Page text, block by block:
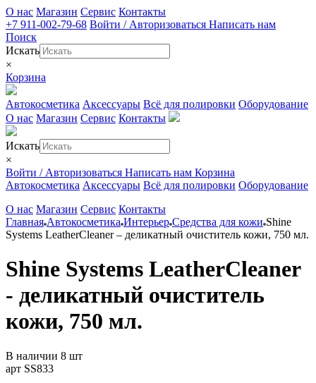
О нас Магазин Сервис Контакты
+7 911-002-79-68 Войти / Авторизоваться Написать нам
Поиск
Искать
×
Корзина
Автокосметика Аксессуары Всё для полировки Оборудование
О нас Магазин Сервис Контакты
Искать
×
Войти / Авторизоваться Написать нам Корзина
Автокосметика Аксессуары Всё для полировки Оборудование
О нас Магазин Сервис Контакты
Главная Автокосметика Интерьер Средства для кожи Shine
Systems LeatherCleaner – деликатный очиститель кожи, 750 мл.
Shine Systems LeatherCleaner
- деликатный очиститель
кожи, 750 мл.
В наличии 8 шт
арт SS833